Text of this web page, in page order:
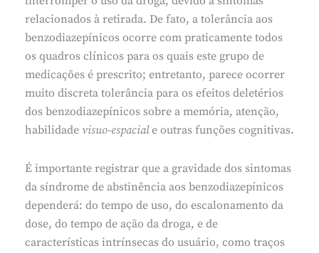
relacionados à retirada. De fato, a tolerância aos
benzodiazepínicos ocorre com praticamente todos
os quadros clínicos para os quais este grupo de
medicações é prescrito; entretanto, parece ocorrer
muito discreta tolerância para os efeitos deletérios
dos benzodiazepínicos sobre a memória, atenção,
habilidade visuo-espaciale outras funções cognitivas.
É importante registrar que a gravidade dos sintomas
da síndrome de abstinência aos benzodiazepínicos
dependerá: do tempo de uso, do escalonamento da
dose, do tempo de ação da droga, e de
características intrínsecas do usuário, como traços